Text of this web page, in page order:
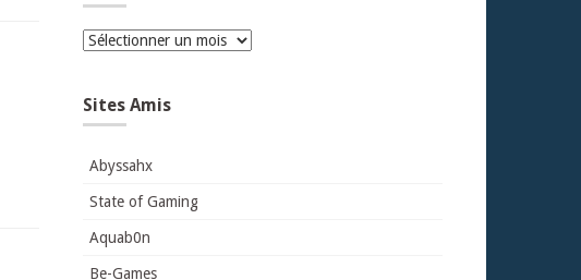
Archives
Sites Amis
Abyssahx
State of Gaming
Aquab0n
Be-Games